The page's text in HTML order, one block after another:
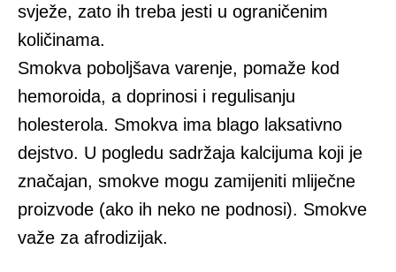
svježe, zato ih treba jesti u ograničenim
količinama.
Smokva poboljšava varenje, pomaže kod
hemoroida, a doprinosi i regulisanju
holesterola. Smokva ima blago laksativno
dejstvo. U pogledu sadržaja kalcijuma koji je
značajan, smokve mogu zamijeniti mliječne
proizvode (ako ih neko ne podnosi). Smokve
važe za afrodizijak.